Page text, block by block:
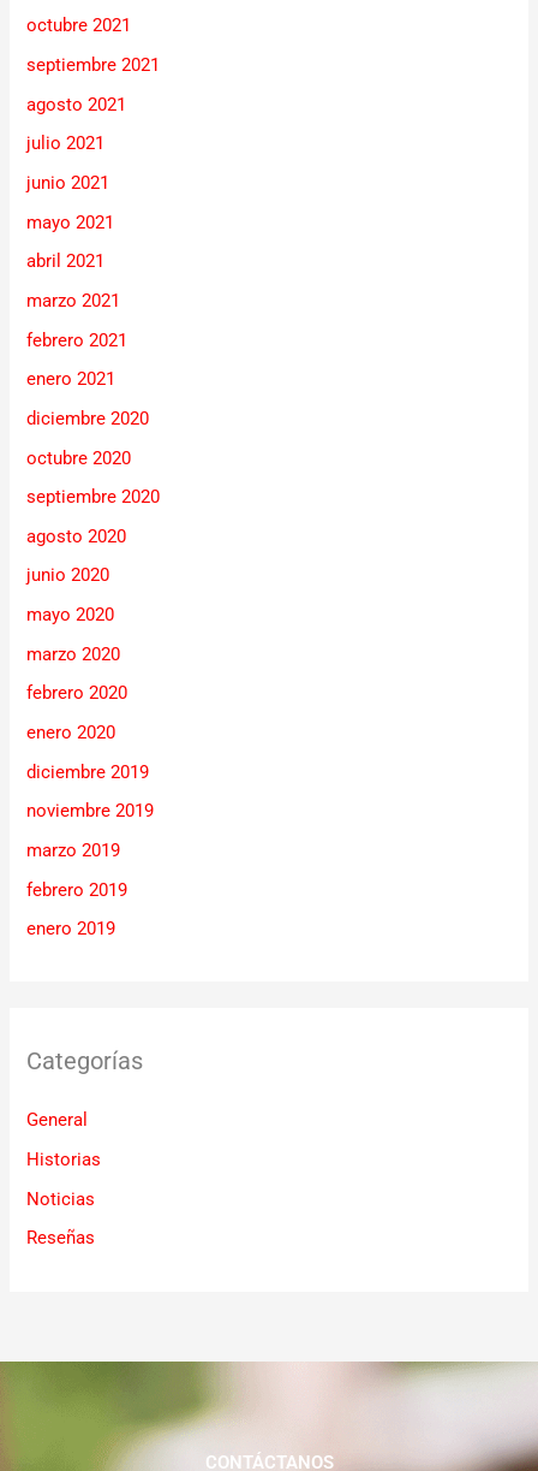
octubre 2021
septiembre 2021
agosto 2021
julio 2021
junio 2021
mayo 2021
abril 2021
marzo 2021
febrero 2021
enero 2021
diciembre 2020
octubre 2020
septiembre 2020
agosto 2020
junio 2020
mayo 2020
marzo 2020
febrero 2020
enero 2020
diciembre 2019
noviembre 2019
marzo 2019
febrero 2019
enero 2019
Categorías
General
Historias
Noticias
Reseñas
CONTÁCTANOS